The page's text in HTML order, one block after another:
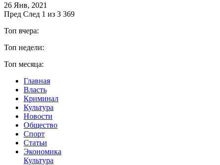
26 Янв, 2021
Пред След 1 из 3 369
Топ вчера:
Топ недели:
Топ месяца:
Главная
Власть
Криминал
Культура
Новости
Общество
Спорт
Статьи
Экономика
Культура